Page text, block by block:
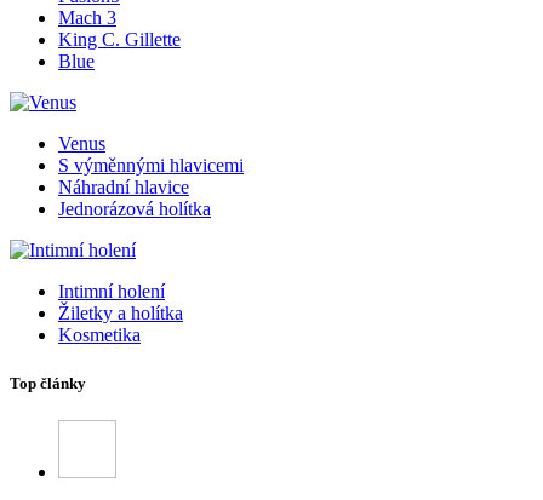
Mach 3
King C. Gillette
Blue
Venus
S výměnnými hlavicemi
Náhradní hlavice
Jednorázová holítka
Intimní holení
Žiletky a holítka
Kosmetika
Top články